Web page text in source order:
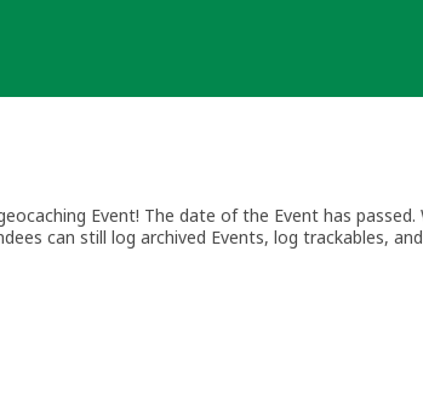
Event! The date of the Event has
can still log archived Events, log trackables,